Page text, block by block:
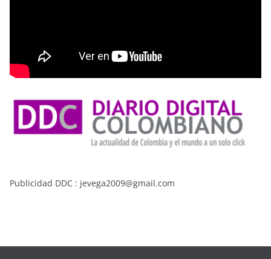
Publicidad DDC : jevega2009@gmail.com